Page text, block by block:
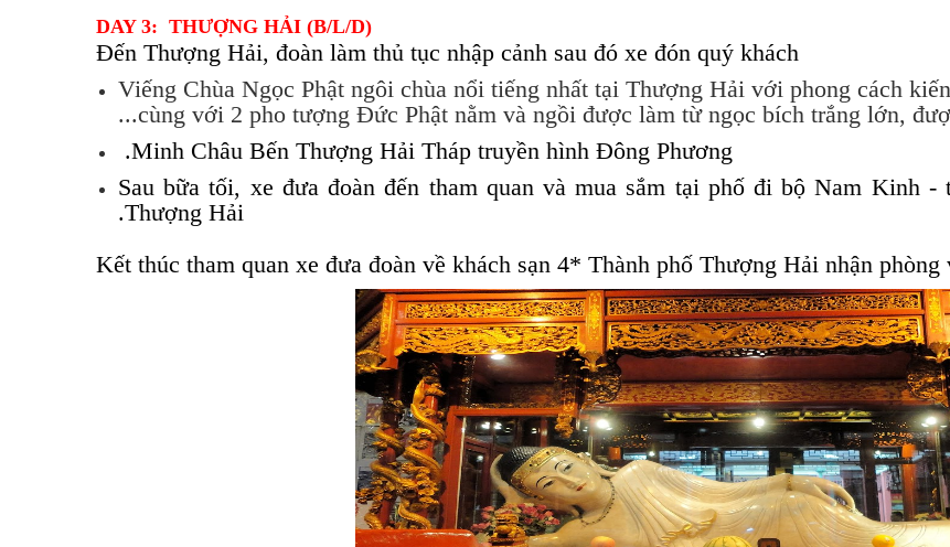
DAY 3: THƯỢNG HẢI (B/L/D)
Đến Thượng Hải, đoàn làm thủ tục nhập cảnh sau đó xe đón quý khách
iếng Chùa Ngọc Phật ngôi chùa nổi tiếng nhất tại Thượng Hải với phong cách
cùng với 2 pho tượng Đức Phật nằm và ngồi được làm từ ngọc bích trắng lớn,
Tháp truyền hình Đông Phương
Minh Châu Bến Thượng Hải
.
Sau bữa tối, xe đưa đoàn đến tham quan và mua sắm tại phố đi bộ Nam Kinh
Thượng Hải.
Kết thúc tham quan xe đưa đoàn về khách sạn 4* Thành phố Thượng Hải nhận